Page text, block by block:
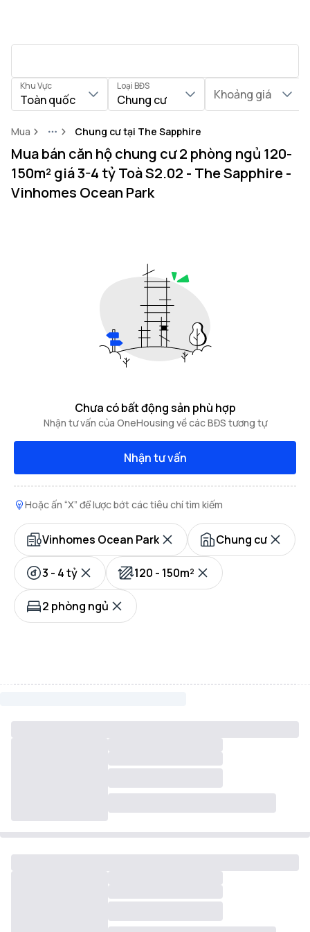
Khu Vực
Toàn quốc
Loại BĐS
Chung cư Khoảng giá
Mua MoreChung cư tại The Sapphire
Mua bán căn hộ chung cư 2 phòng ngủ 120-
150m² giá 3-4 tỷ Toà S2.02 - The Sapphire -
Vinhomes Ocean Park
Chưa có bất động sản phù hợp
Nhận tư vấn của OneHousing về các BĐS tương tự
Nhận tư vấn
Hoặc ấn “X” để lược bớt các tiêu chí tìm kiếm
Vinhomes Ocean Park Chung cư
3 - 4 tỷ 120 - 150m²
2 phòng ngủ